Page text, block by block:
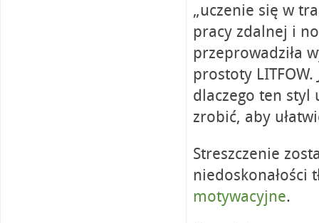
„uczenie się w
pracy zdalnej i
przeprowadziła
prostoty
dlaczego ten styl
zrobić, aby
Streszczenie
niedoskonałości
motywacyjne.